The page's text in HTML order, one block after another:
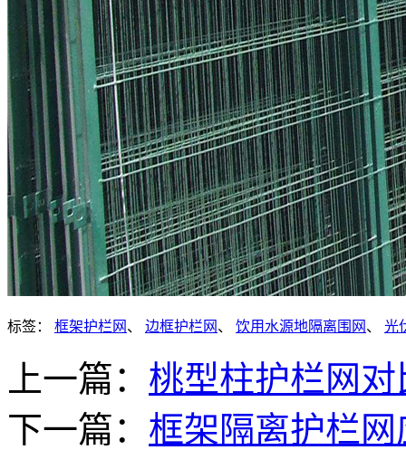
标签： 框架护栏网 、 边框护栏网 、 饮用水源地隔离围网 、 光
上一篇： 桃型柱护栏网
下一篇： 框架隔离护栏